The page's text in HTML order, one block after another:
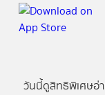
วันนี้ดูสิทธิพิเศษอ่